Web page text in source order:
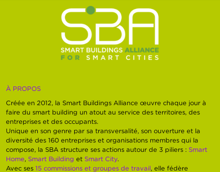
À PROPOS
Créée en 2012, la Smart Buildings Alliance œuvre chaque jour à
faire du smart building un atout au service des territoires, des
entreprises et des occupants.
Unique en son genre par sa transversalité, son ouverture et la
diversité des 160 entreprises et organisations membres qui la
compose, la SBA structure ses actions autour de 3 piliers : Smart
Home, Smart Building et Smart City.
Avec ses15 commissions et groupes de travail, elle fédère